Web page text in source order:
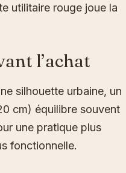
utilitaire rouge joue la
l’achat
silhouette urbaine, un
cm) équilibre souvent
une pratique plus
fonctionnelle.